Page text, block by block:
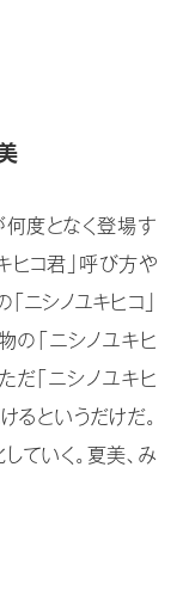
何度となく登場す
キヒコ君」呼び方や
ニシノユキヒコ」
の「ニシノユキヒ
だ「ニシノユキヒ
るというだけだ。
ていく。夏美、み